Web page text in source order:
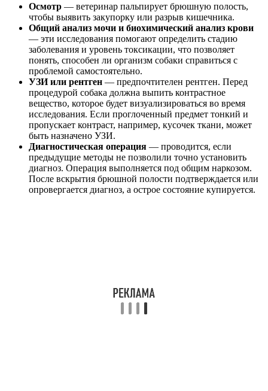
Осмотр — ветеринар пальпирует брюшную полость,
чтобы выявить закупорку или разрыв кишечника.
Общий анализ мочи и биохимический анализ крови
— эти исследования помогают определить стадию
заболевания и уровень токсикации, что позволяет
понять, способен ли организм собаки справиться с
проблемой самостоятельно.
УЗИ или рентген — предпочтителен рентген. Перед
процедурой собака должна выпить контрастное
вещество, которое будет визуализироваться во время
исследования. Если проглоченный предмет тонкий и
пропускает контраст, например, кусочек ткани, может
быть назначено УЗИ.
Диагностическая операция — проводится, если
предыдущие методы не позволили точно установить
диагноз. Операция выполняется под общим наркозом.
После вскрытия брюшной полости подтверждается или
опровергается диагноз, а острое состояние купируется.